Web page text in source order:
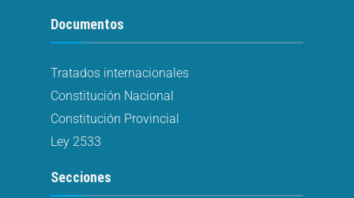
Documentos
Tratados internacionales
Constitución Nacional
Constitución Provincial
Ley 2533
Secciones